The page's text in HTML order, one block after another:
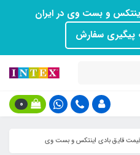
و بست وی در ایران
0
قایق بادی اینتکس و بست وی